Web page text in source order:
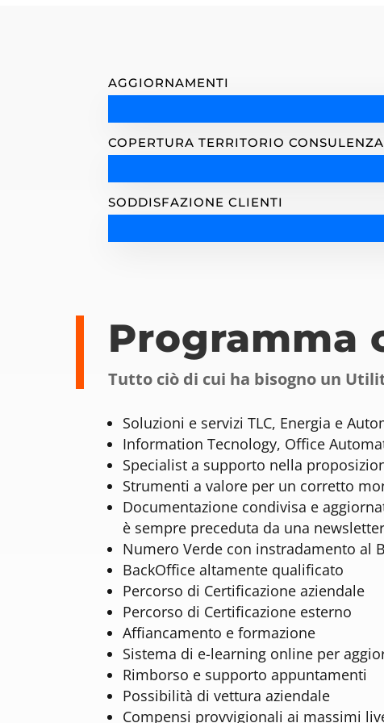
AGGIORNAMENTI
COPERTURA TERRITORIO CONSULENZA
SODDISFAZIONE CLIENTI
Programma
Tutto ciò di cui ha bisogno un
Soluzioni e servizi TLC, Energia e
Information Tecnology, Office
Specialist a supporto nella
Strumenti a valore per un corretto
Documentazione condivisa e
è sempre preceduta da una newsletter
Numero Verde con instradamento al
BackOffice altamente qualificato
Percorso di Certificazione aziendale
Percorso di Certificazione esterno
Affiancamento e formazione
Sistema di e-learning online per
Rimborso e supporto appuntamenti
Possibilità di vettura aziendale
Compensi provvigionali ai massimi